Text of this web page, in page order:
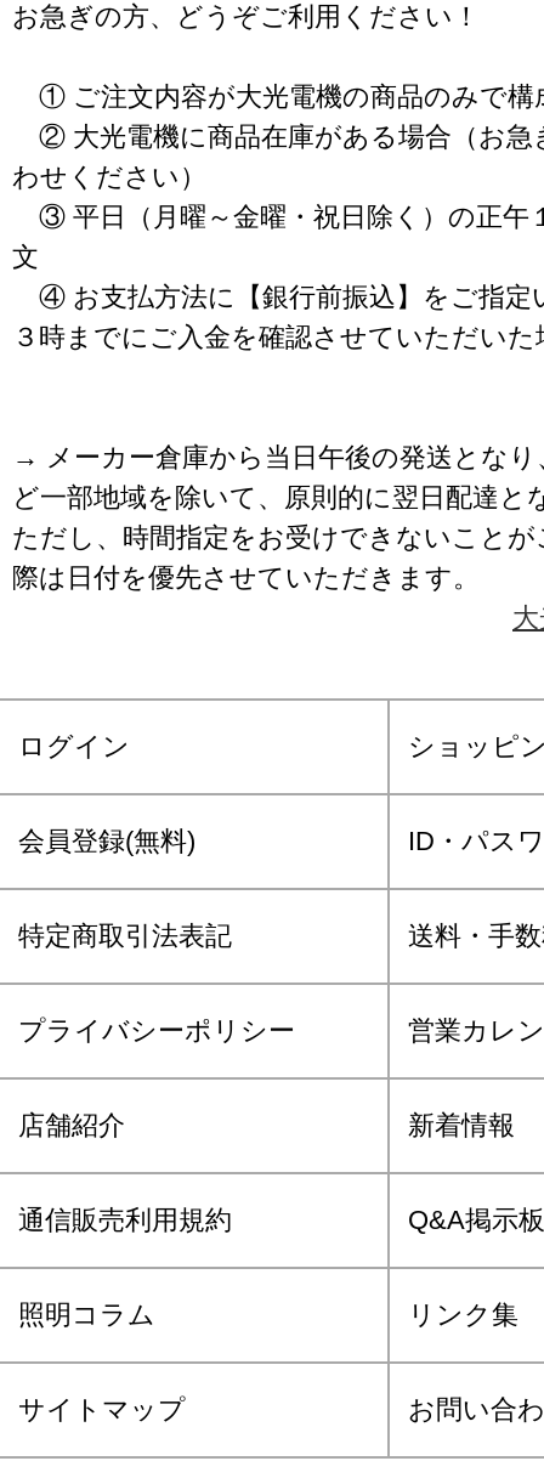
お急ぎの方、どうぞご利用ください！
① ご注文内容が大光電機の商品のみで構
② 大光電機に商品在庫がある場合（お急
わせください）
③ 平日（月曜～金曜・祝日除く）の正午
文
④ お支払方法に【銀行前振込】をご指定
３時までにご入金を確認させていただいた
→ メーカー倉庫から当日午後の発送となり
ど一部地域を除いて、原則的に翌日配達と
ただし、時間指定をお受けできないこと
際は日付を優先させていただきます。
ログイン ショッピ
会員登録(無料) ID・パス
特定商取引法表記 送料・手
プライバシーポリシー 営業カレ
店舗紹介 新着情報
通信販売利用規約 Q&A掲示板
照明コラム リンク集
サイトマップ お問い合